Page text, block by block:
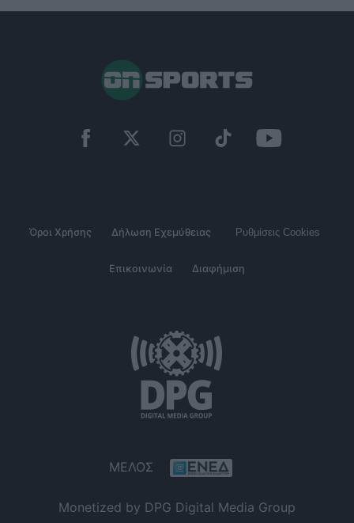
Όροι Χρήσης Δήλωση Εχεμύθειας Ρυθμίσεις Cookies
Επικοινωνία Διαφήμιση
ΜΕΛΟΣ
Monetized by DPG Digital Media Group